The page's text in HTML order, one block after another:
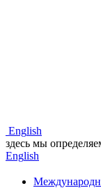
English
здесь мы
English